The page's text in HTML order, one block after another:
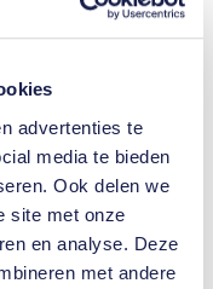
advertenties te
media te bieden
Ook delen we
site met onze
en analyse. Deze
met andere
er